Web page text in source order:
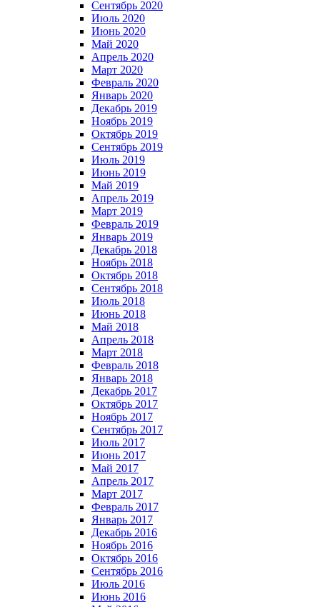
Сентябрь 2020
Июль 2020
Июнь 2020
Май 2020
Апрель 2020
Март 2020
Февраль 2020
Январь 2020
Декабрь 2019
Ноябрь 2019
Октябрь 2019
Сентябрь 2019
Июль 2019
Июнь 2019
Май 2019
Апрель 2019
Март 2019
Февраль 2019
Январь 2019
Декабрь 2018
Ноябрь 2018
Октябрь 2018
Сентябрь 2018
Июль 2018
Июнь 2018
Май 2018
Апрель 2018
Март 2018
Февраль 2018
Январь 2018
Декабрь 2017
Октябрь 2017
Ноябрь 2017
Сентябрь 2017
Июль 2017
Июнь 2017
Май 2017
Апрель 2017
Март 2017
Февраль 2017
Январь 2017
Декабрь 2016
Ноябрь 2016
Октябрь 2016
Сентябрь 2016
Июль 2016
Июнь 2016